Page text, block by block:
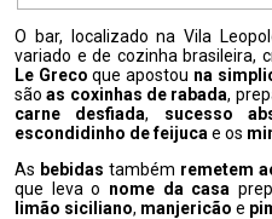
O bar, localizado na Vila
variado e de cozinha brasileira,
Le Grecoque apostou na
sãoas coxinhas de rabada,
carne desfiada, sucesso
escondidinho de feijuca e os
As bebidas também remetem
que leva o nome da casa
limão siciliano, manjericão e